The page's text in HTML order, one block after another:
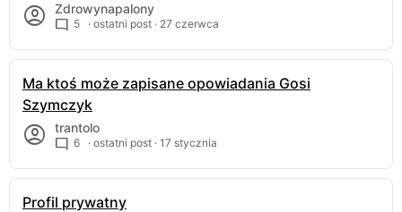
Zdrowynapalony
5 · ostatni post · 27 czerwca
Ma ktoś może zapisane opowiadania Gosi
Szymczyk
trantolo
6 · ostatni post · 17 stycznia
Profil prywatny